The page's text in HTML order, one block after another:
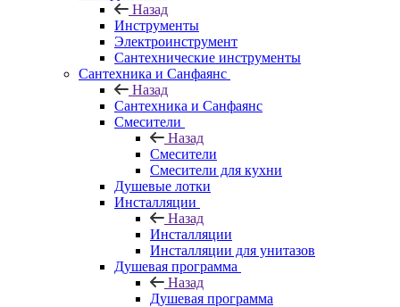
Назад
Инструменты
Электроинструмент
Сантехнические инструменты
Сантехника и Санфаянс
Назад
Сантехника и Санфаянс
Смесители
Назад
Смесители
Смесители для кухни
Душевые лотки
Инсталляции
Назад
Инсталляции
Инсталляции для унитазов
Душевая программа
Назад
Душевая программа